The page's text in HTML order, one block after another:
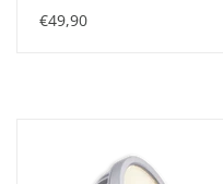
€49,90